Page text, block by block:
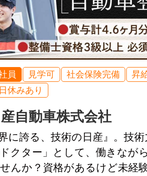
員 見学可 社会保険完備
昇
休みあり
自動車株式会社
に誇る、技術の日産』。技
ドクター」として、働きなが
んか？資格があるけど未経